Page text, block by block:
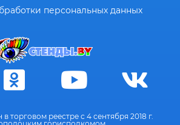
персональных данных
торговом реестре с 4 сентября 2018 г.